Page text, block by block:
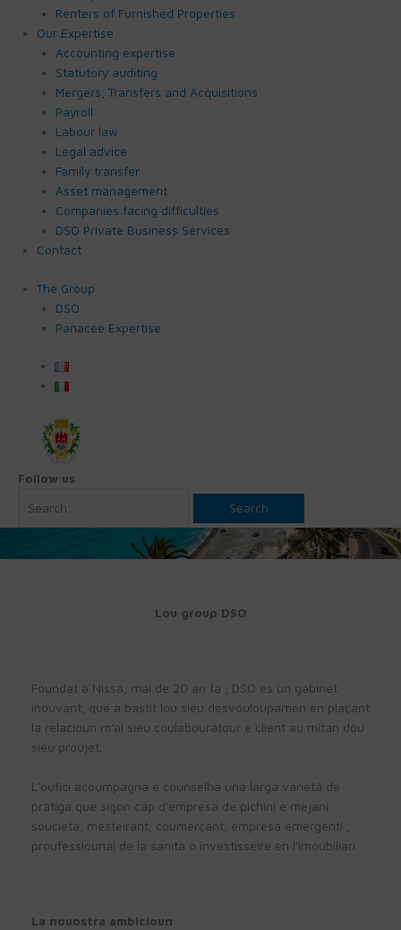
Renters of Furnished Properties
Our Expertise
Accounting expertise
Statutory auditing
Mergers, Transfers and Acquisitions
Payroll
Labour law
Legal advice
Family transfer
Asset management
Companies facing difficulties
DSO Private Business Services
Contact
The Group
DSO
Panacée Expertise
Follow us
for:
Lou group DSO
Foundat à Nissa, mai de 20 an fa , DSO es un gabinet
inouvant, que a bastit lou siéu desvouloupamen en plaçant
la relacioun m’ai siéu coulabouratour e client au mitan dòu
siéu proujet.
L’oufici acoumpagna e counselha una larga varietà de
pràtiga que sigon cap d’empresa de pichini e mejani
soucietà, mesteirant, coumerçant, empresa emergenti ,
proufessiounal de la sanità o investisseire en l’imoubiliari.
La nouostra ambicioun